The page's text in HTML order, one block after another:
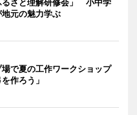
元の魅力学ぶ
で夏の工作ワークショップ
作ろう」